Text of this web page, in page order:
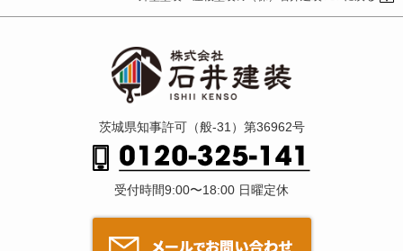
茨城県知事許可（般-31）第36962号
受付時間9:00〜18:00 日曜定休